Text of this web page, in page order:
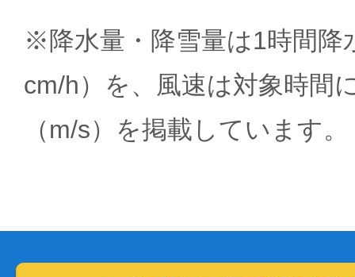
※降水量・降雪量は1時間降
cm/h）を、風速は対象時間
（m/s）を掲載しています。